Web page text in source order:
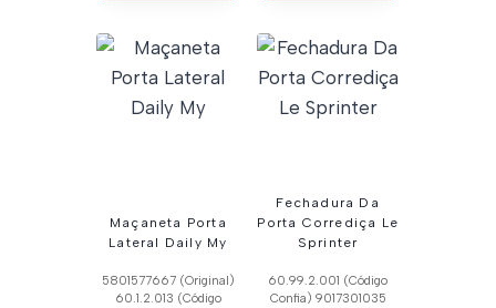
Maçaneta Porta
Lateral Daily My
5801577667 (Original)
60.1.2.013 (Código
Fechadura Da
Porta Corrediça Le
Sprinter
60.99.2.001 (Código
Confia) 9017301035